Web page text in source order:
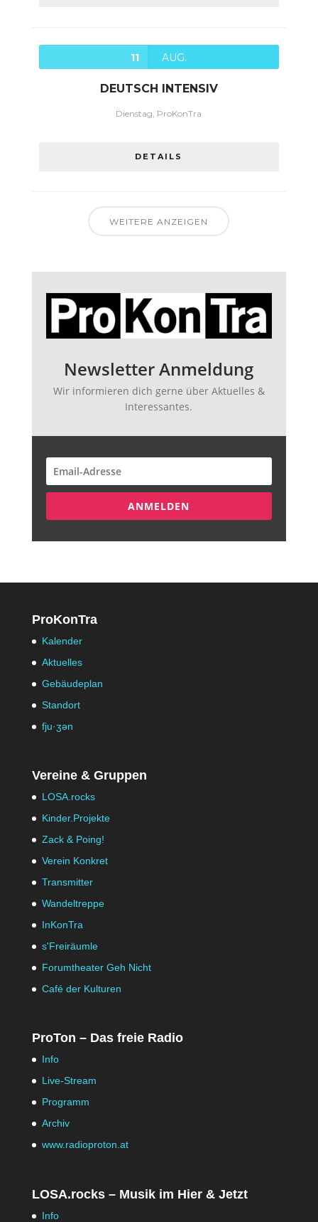
11 AUG.
DEUTSCH INTENSIV
Dienstag, ProKonTra
DETAILS
WEITERE ANZEIGEN
Newsletter Anmeldung
Wir informieren dich gerne über Aktuelles &
Interessantes.
ANMELDEN
ProKonTra
Kalender
Aktuelles
Gebäudeplan
Standort
fju·ʒən
Vereine & Gruppen
LOSA.rocks
Kinder.Projekte
Zack & Poing!
Verein Konkret
Transmitter
Wandeltreppe
InKonTra
s'Freiräumle
Forumtheater Geh Nicht
Café der Kulturen
ProTon – Das freie Radio
Info
Live-Stream
Programm
Archiv
www.radioproton.at
LOSA.rocks – Musik im Hier & Jetzt
Info